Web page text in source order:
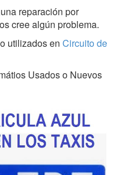
reparación por
cree algún problema.
utilizados en Circuito de
Usados o Nuevos